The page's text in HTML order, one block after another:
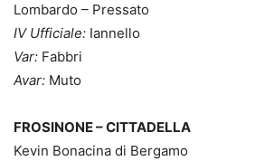
Lombardo – Pressato
IV Ufficiale: Iannello
Var: Fabbri
Avar: Muto
FROSINONE – CITTADELLA
Kevin Bonacina di Bergamo